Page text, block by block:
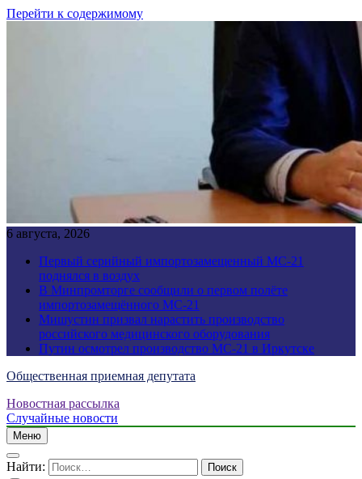
Перейти к содержимому
6 августа, 2026
Первый серийный импортозамещенный МС-21
поднялся в воздух
В Минпромторге сообщили о первом полёте
импортозамещённого МС-21
Мишустин призвал нарастить производство
российского медицинского оборудования
Путин осмотрел производство МС-21 в Иркутске
Общественная приемная депутата
Новостная рассылка
Случайные новости
Меню
Найти: